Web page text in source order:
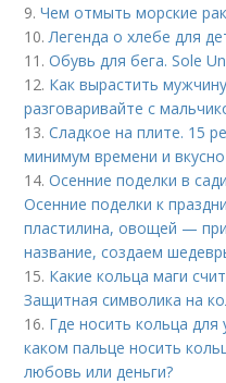
9.Чем отмыть морские
10.Легенда о хлебе для
11.Обувь для бега. Sole
12. Как вырастить
разговаривайте с
13.Сладкое на плите. 15
минимум времени и
14.Осенние поделки в
Осенние поделки к
пластилина, овощей —
название, создаем
15. Какие кольца маги
Защитная символика на
16. Где носить кольца для
каком пальце носить
любовь или деньги?